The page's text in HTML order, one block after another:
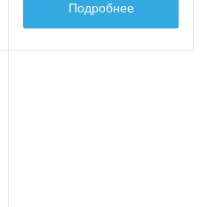
Подробнее